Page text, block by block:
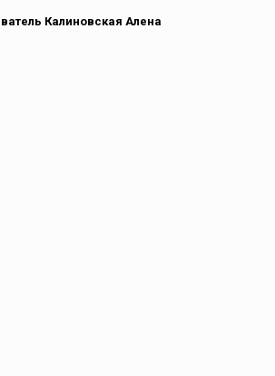
Калиновская Алена